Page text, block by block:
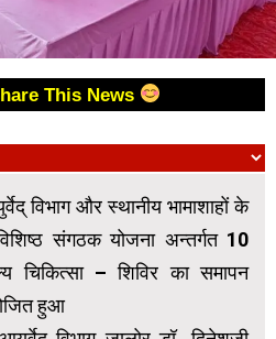
This News
विभाग और स्थानीय भामाशाहों के
संगठक योजना अन्तर्गत 10
चिकित्सा – शिविर का समापन
हुआ